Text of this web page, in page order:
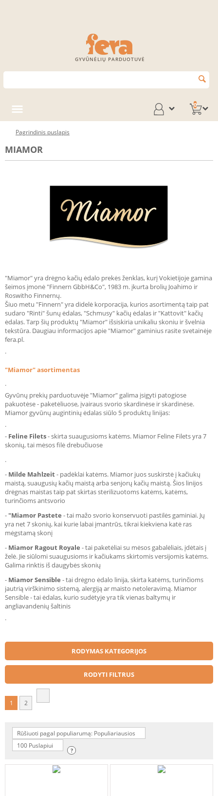
GYVŪNĖLIŲ PARDUOTUVĖ
0
Pagrindinis puslapis
MIAMOR
"Miamor" yra drėgno kačių ėdalo prekės ženklas, kurį Vokietijoje gamina
šeimos įmonė "Finnern GbbH&Co", 1983 m. įkurta brolių Joahimo ir
Roswitho Finnernų.
Šiuo metu "Finnern" yra didelė korporacija, kurios asortimentą taip pat
sudaro "Rinti" šunų ėdalas, "Schmusy" kačių ėdalas ir "Kattovit" kačių
ėdalas. Tarp šių produktų "Miamor" išsiskiria unikaliu skoniu ir švelnia
tekstūra. Daugiau informacijos apie "Miamor" gaminius rasite svetainėje
fera.pl.
.
"Miamor" asortimentas
.
Gyvūnų prekių parduotuvėje "Miamor" galima įsigyti patogiose
pakuotėse - paketėliuose, įvairaus svorio skardinėse ir skardinėse.
Miamor gyvūnų augintinių ėdalas siūlo 5 produktų linijas:
.
- Feline Filets- skirta suaugusioms katėms. Miamor Feline Filets yra 7
skonių, tai mėsos filė drebučiuose
.
- Milde Mahlzeit- padėklai katėms. Miamor juos suskirstė į kačiukų
maistą, suaugusių kačių maistą arba senjorų kačių maistą. Šios linijos
drėgnas maistas taip pat skirtas sterilizuotoms katėms, katėms,
turinčioms antsvorio
- "Miamor Pastete - tai mažo svorio konservuoti pastilės gaminiai. Jų
yra net 7 skonių, kai kurie labai įmantrūs, tikrai kiekviena katė ras
mėgstamą skonį
- Miamor Ragout Royale - tai paketėliai su mėsos gabalėliais, įdėtais į
želė. Jie siūlomi suaugusioms ir kačiukams skirtomis versijomis katėms.
Galima rinktis iš daugybės skonių
- MiamorSensible - tai drėgno ėdalo linija, skirta katėms, turinčioms
jautrią virškinimo sistemą, alergiją ar maisto netoleravimą. Miamor
Sensible - tai ėdalas, kurio sudėtyje yra tik vienas baltymų ir
angliavandenių šaltinis
.
RODYMAS KATEGORIJOS
RODYTI FILTRUS
1 2
Rūšiuoti pagal populiarumą: Populiariausios
100 Puslapiui
?